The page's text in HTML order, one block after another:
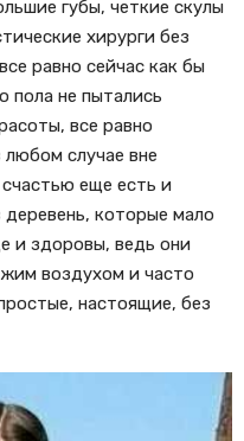
губы, четкие скулы
хирурги без
равно сейчас как бы
пола не пытались
все равно
любом случае вне
еще есть и
которые мало
и здоровы, ведь они
воздухом и часто
настоящие, без